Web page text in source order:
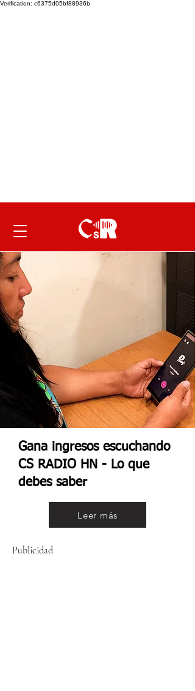
Verification: c6375d05bf88936b
Gana ingresos escuchando
CS RADIO HN - Lo que
debes saber
Leer más
Publicidad